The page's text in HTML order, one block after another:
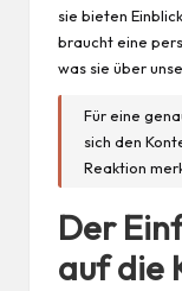
sie bieten
braucht eine
was sie über
Für eine
sich den
Reaktion
Der
auf die